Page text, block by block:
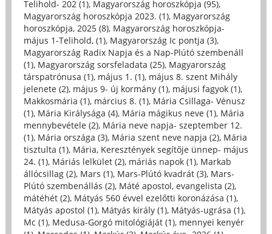
Telihold- 202 (1), Magyarország horoszkópja (95),
Magyarország horoszkópja 2023. (1), Magyarország
horoszkópja, 2025 (8), Magyarország horoszkópja-
május 1-Telihold, (1), Magyarország Ic pontja (3),
Magyarország Radix Napja és a Nap-Plútó szembenáll
(1), Magyarország sorsfeladata (25), Magyarország
társpatrónusa (1), május 1. (1), május 8. szent Mihály
jelenete (2), május 9- új kormány (1), májusi fagyok (1),
Makkosmária (1), március 8. (1), Mária Csillaga- Vénusz
(1), Mária Királysága (4), Mária mágikus neve (1), Mária
mennybevétele (2), Mária neve napja- szeptember 12.
(1), Mária országa (3), Mária szent neve napja (2), Mária
tisztulta (1), Mária, Keresztények segítője ünnep- május
24. (1), Máriás lelkület (2), máriás napok (1), Markab
állócsillag (2), Mars (1), Mars-Plútó kvadrát (3), Mars-
Plútó szembenállás (2), Máté apostol, evangelista (2),
mátéhét (2), Mátyás 560 évvel ezelőtti koronázása (1),
Mátyás apostol (1), Mátyás király (1), Mátyás-ugrása (1),
Mc (1), Medusa-Gorgó mitológiáját (1), mennyei kenyér